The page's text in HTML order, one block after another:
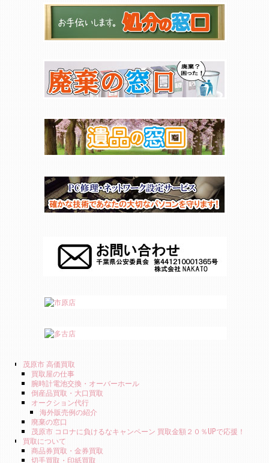
茂原市 高価買取
買取屋の仕事
腕時計電池交換・オーバーホール
倒産品買取・大口買取
オークション代行
海外販売例の紹介
廃棄の窓口
茂原市 コロナに負けるなキャンペーン 買取金額２０％UPで応援！
買取について
商品券買取・金券買取
切手買取・印紙買取